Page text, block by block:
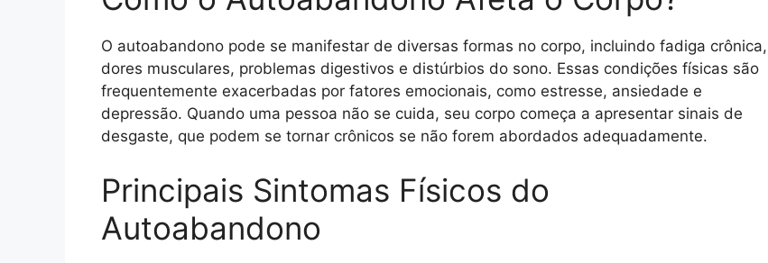
O autoabandono pode se manifestar de diversas formas no corpo, incluindo fadiga crônica,
dores musculares, problemas digestivos e distúrbios do sono. Essas condições físicas são
frequentemente exacerbadas por fatores emocionais, como estresse, ansiedade e
depressão. Quando uma pessoa não se cuida, seu corpo começa a apresentar sinais de
desgaste, que podem se tornar crônicos se não forem abordados adequadamente.
Principais Sintomas Físicos do
Autoabandono